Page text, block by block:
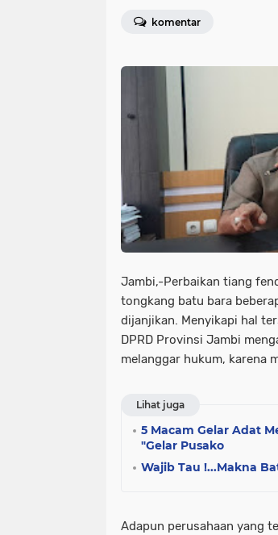
komentar
Jambi,-Perbaikan tiang
tongkang batu bara
dijanjikan. Menyikapi hal
DPRD Provinsi Jambi
melanggar hukum, karena
Lihat juga
5 Macam Gelar Adat
"Gelar Pusako
Wajib Tau !...Makna
Adapun perusahaan yang